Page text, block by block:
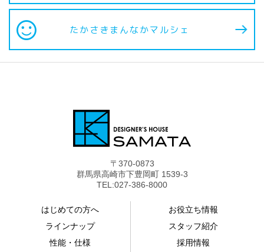
sentiment_satisfied たかさきまんなかマルシェ
〒370-0873
群馬県高崎市下豊岡町 1539-3
TEL:027-386-8000
はじめての方へ
ラインナップ
性能・仕様
お役立ち情報
スタッフ紹介
採用情報